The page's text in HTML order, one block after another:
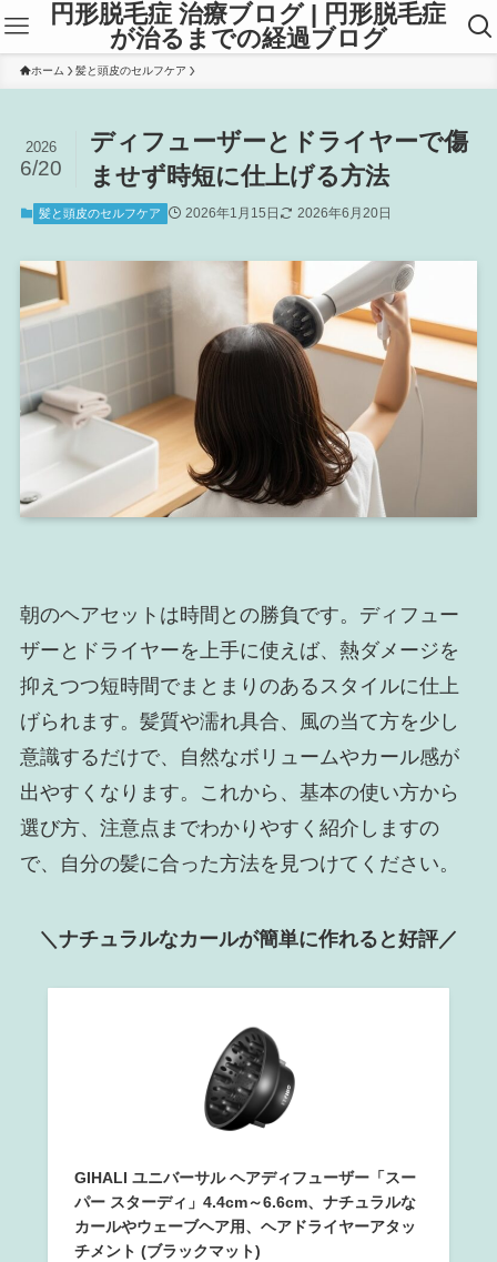
円形脱毛症 治療ブログ | 円形脱毛症
が治るまでの経過ブログ
ホーム 髪と頭皮のセルフケア
ディフューザーとドライヤーで傷
ませず時短に仕上げる方法
2026
6/20
髪と頭皮のセルフケア 2026年1月15日 2026年6月20日
朝のヘアセットは時間との勝負です。ディフュー
ザーとドライヤーを上手に使えば、熱ダメージを
抑えつつ短時間でまとまりのあるスタイルに仕上
げられます。髪質や濡れ具合、風の当て方を少し
意識するだけで、自然なボリュームやカール感が
出やすくなります。これから、基本の使い方から
選び方、注意点までわかりやすく紹介しますの
で、自分の髪に合った方法を見つけてください。
＼ナチュラルなカールが簡単に作れると好評／
GIHALI ユニバーサル ヘアディフューザー「スー
パー スターディ」4.4cm～6.6cm、ナチュラルな
カールやウェーブヘア用、ヘアドライヤーアタッ
チメント (ブラックマット)